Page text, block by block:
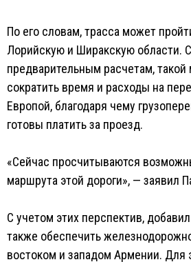
По его словам, трасса может
Лорийскую и Ширакскую области.
предварительным расчетам,
сократить время и расходы на
Европой, благодаря чему
готовы платить за проезд.
«Сейчас просчитываются
маршрута этой дороги», — заявил
С учетом этих перспектив,
также обеспечить
востоком и западом Армении. Для